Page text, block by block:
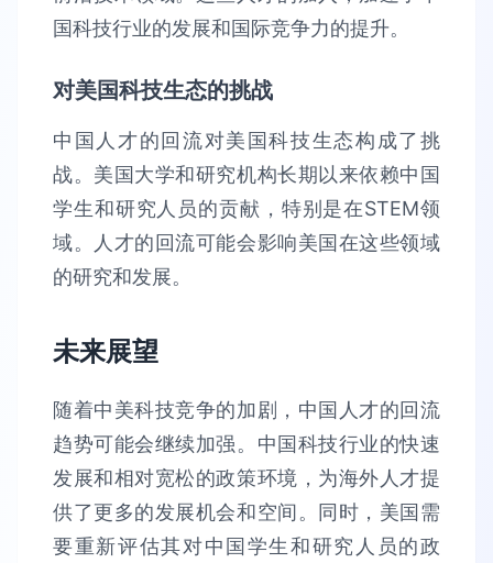
国科技行业的发展和国际竞争力的提升。
对美国科技生态的挑战
中国人才的回流对美国科技生态构成了挑
战。美国大学和研究机构长期以来依赖中国
学生和研究人员的贡献，特别是在STEM领
域。人才的回流可能会影响美国在这些领域
的研究和发展。
未来展望
随着中美科技竞争的加剧，中国人才的回流
趋势可能会继续加强。中国科技行业的快速
发展和相对宽松的政策环境，为海外人才提
供了更多的发展机会和空间。同时，美国需
要重新评估其对中国学生和研究人员的政